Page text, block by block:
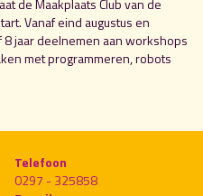
Vanaf eind augustus en
jaar deelnemen aan workshops
met programmeren, robots
Telefoon
0297 - 325858